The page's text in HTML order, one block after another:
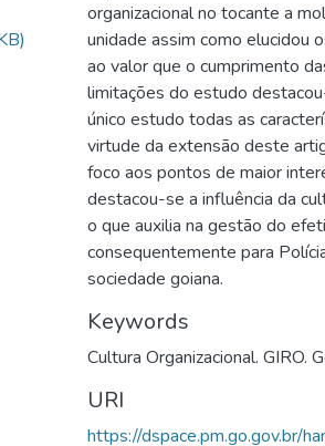
organizacional no tocante a
unidade assim como elucidou
ao valor que o cumprimento
limitações do estudo
único estudo todas as
virtude da extensão deste
foco aos pontos de maior
destacou-se a influência da
o que auxilia na gestão do
consequentemente para
sociedade goiana.
Keywords
Cultura Organizacional. GIRO.
URI
https://dspace.pm.go.gov.br/